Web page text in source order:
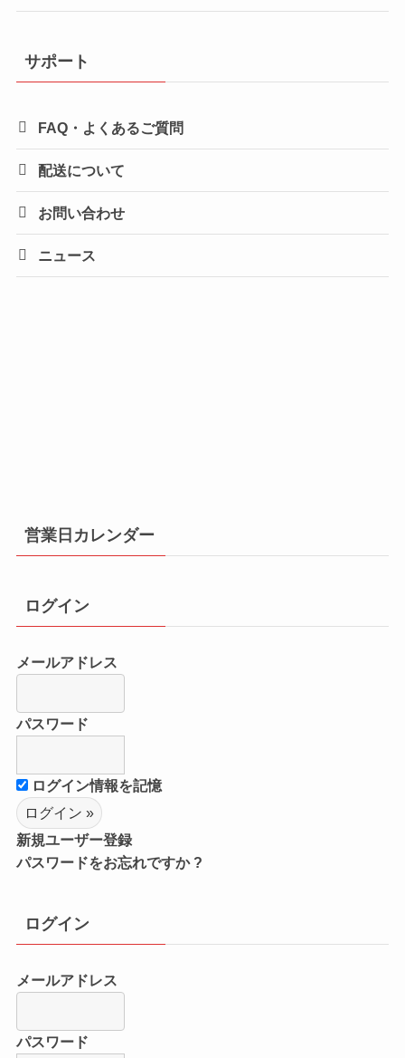
サポート
FAQ・よくあるご質問
配送について
お問い合わせ
ニュース
営業日カレンダー
ログイン
メールアドレス
パスワード
ログイン情報を記憶
新規ユーザー登録
パスワードをお忘れですか ?
ログイン
メールアドレス
パスワード